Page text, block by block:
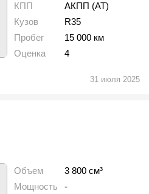
КПП
АКПП (AT)
Кузов
R35
Пробег
15 000 км
Оценка
4
31 июля 2025
Объем
3 800 см³
Мощность
-